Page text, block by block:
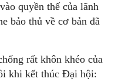
quyền thế của lãnh
bảo thủ về cơ bản đã
rất khôn khéo của
khi kết thúc Đại hội: